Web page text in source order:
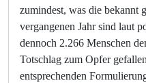
zumindest, was die bekannt
vergangenen Jahr sind laut
dennoch 2.266 Menschen
Totschlag zum Opfer
entsprechenden